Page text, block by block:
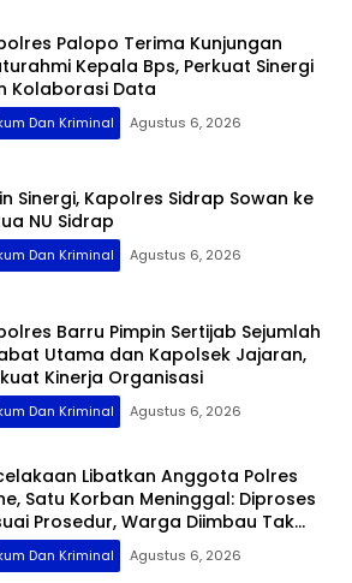
Palopo Terima Kunjungan
Kepala Bps, Perkuat Sinergi
Kolaborasi Data
Dan Kriminal Agustus 6, 2026
Sinergi, Kapolres Sidrap Sowan ke
NU Sidrap
Dan Kriminal Agustus 6, 2026
Barru Pimpin Sertijab Sejumlah
Utama dan Kapolsek Jajaran,
Kinerja Organisasi
Dan Kriminal Agustus 6, 2026
Libatkan Anggota Polres
Satu Korban Meninggal: Diproses
Prosedur, Warga Diimbau Tak
Dan Kriminal Agustus 6, 2026